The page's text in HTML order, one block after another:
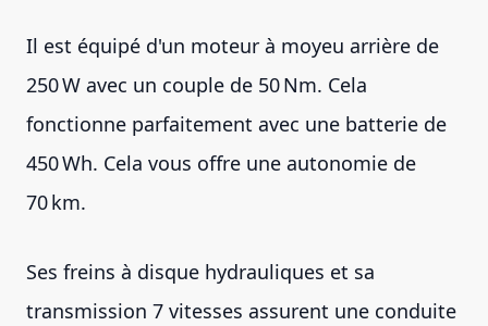
Il est équipé d'un moteur à moyeu arrière de
250 W avec un couple de 50 Nm. Cela
fonctionne parfaitement avec une batterie de
450 Wh. Cela vous offre une autonomie de
70 km.
Ses freins à disque hydrauliques et sa
transmission 7 vitesses assurent une conduite